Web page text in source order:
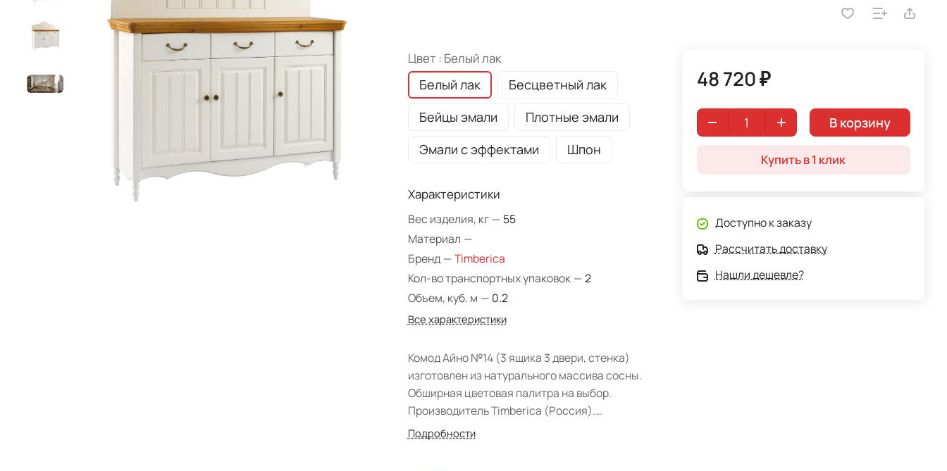
Цвет : Белый лак
Белый лак
Бесцветный лак
Бейцы эмали
Плотные эмали
Эмали с эффектами
Шпон
Характеристики
Вес изделия, кг — 55
Материал —
Бренд —Timberica
Кол-во транспортных упаковок —2
Объем, куб. м — 0.2
Все характеристики
Комод Айно №14 (3 ящика 3 двери, стенка)
изготовлен из натурального массива сосны.
Обширная цветовая палитра на выбор.
Производитель Timberica (Россия).
Поставляется в разобранном виде.
Подробности
48 720 ₽
В корзину
Купить в 1 клик
Доступно к заказу
Рассчитать доставку
Нашли дешевле?